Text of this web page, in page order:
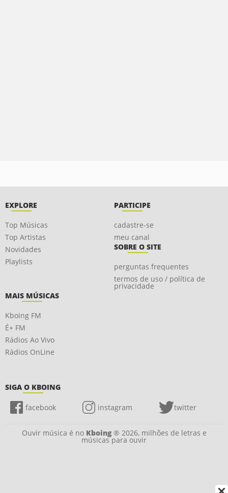
EXPLORE
Top Músicas
Top Artistas
Novidades
Playlists
PARTICIPE
cadastre-se
meu canal
SOBRE O SITE
perguntas frequentes
termos de uso / política de
privacidade
MAIS MÚSICAS
Kboing FM
É+ FM
Rádios Ao Vivo
Rádios OnLine
SIGA O KBOING
facebook instagram twitter
Ouvir música é no Kboing® 2026, milhões de letras e
músicas para ouvir